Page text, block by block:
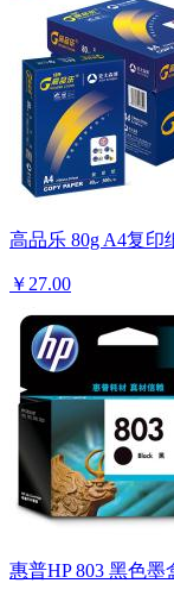
高品乐 80g A4复印
￥27.00
惠普HP 803 黑色墨